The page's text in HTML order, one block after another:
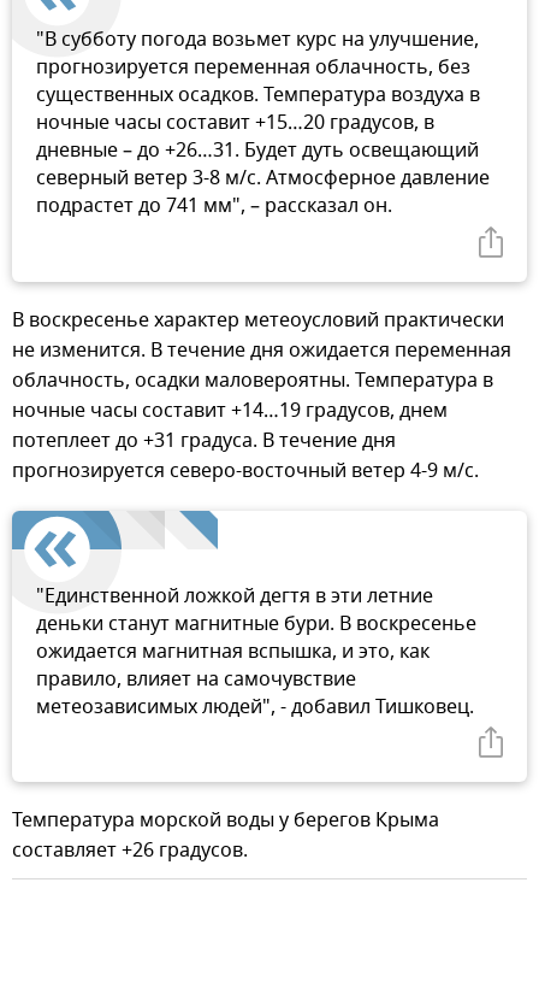
"В субботу погода возьмет курс на улучшение,
прогнозируется переменная облачность, без
существенных осадков. Температура воздуха в
ночные часы составит +15…20 градусов, в
дневные – до +26…31. Будет дуть освещающий
северный ветер 3-8 м/с. Атмосферное давление
подрастет до 741 мм", – рассказал он.
В воскресенье характер метеоусловий практически
не изменится. В течение дня ожидается переменная
облачность, осадки маловероятны. Температура в
ночные часы составит +14…19 градусов, днем
потеплеет до +31 градуса. В течение дня
прогнозируется северо-восточный ветер 4-9 м/с.
"Единственной ложкой дегтя в эти летние
деньки станут магнитные бури. В воскресенье
ожидается магнитная вспышка, и это, как
правило, влияет на самочувствие
метеозависимых людей", - добавил Тишковец.
Температура морской воды у берегов Крыма
составляет +26 градусов.